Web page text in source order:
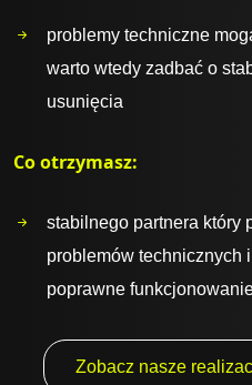
problemy techniczne
warto wtedy zadbać o
usunięcia
Co otrzymasz:
stabilnego partnera który
problemów technicznych
poprawne
Zobacz nasze